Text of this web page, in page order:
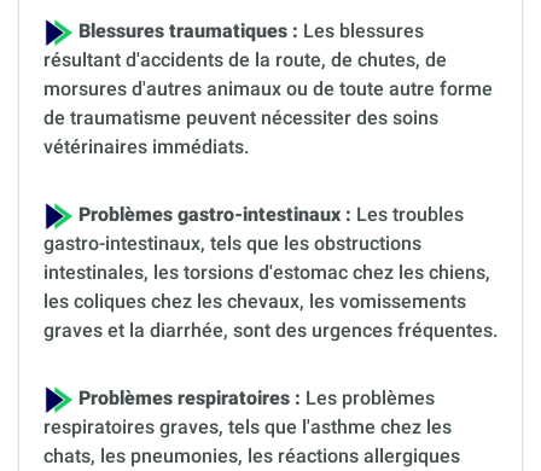
Blessures traumatiques : Les blessures
résultant d'accidents de la route, de chutes, de
morsures d'autres animaux ou de toute autre forme
de traumatisme peuvent nécessiter des soins
vétérinaires immédiats.
Problèmes gastro-intestinaux : Les troubles
gastro-intestinaux, tels que les obstructions
intestinales, les torsions d'estomac chez les chiens,
les coliques chez les chevaux, les vomissements
graves et la diarrhée, sont des urgences fréquentes.
Problèmes respiratoires : Les problèmes
respiratoires graves, tels que l'asthme chez les
chats, les pneumonies, les réactions allergiques